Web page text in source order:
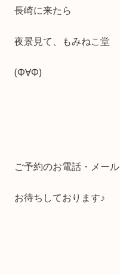
長崎に来たら
夜景見て、もみねこ堂
(Φ∀Φ)
ご予約のお電話・メール
お待ちしております♪